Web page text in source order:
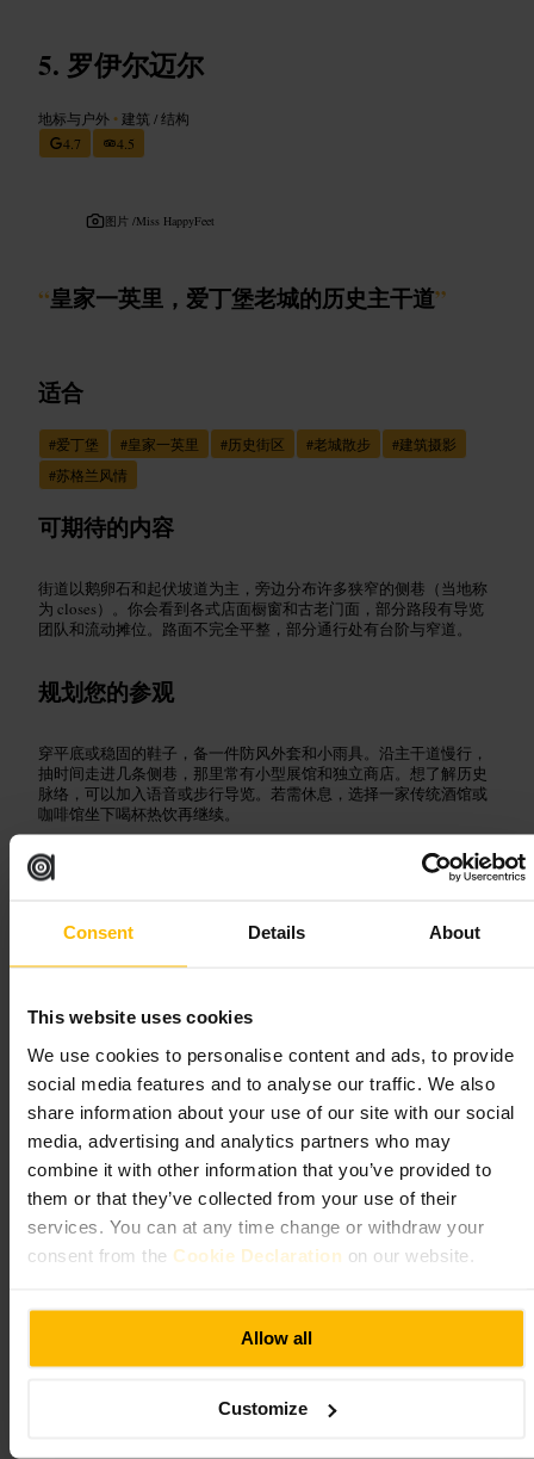
Consent Details About
This website uses cookies
We use cookies to personalise content and ads, to provide
social media features and to analyse our traffic. We also
share information about your use of our site with our social
media, advertising and analytics partners who may
combine it with other information that you’ve provided to
them or that they’ve collected from your use of their
services. You can at any time change or withdraw your
consent from the Cookie Declaration on our website.
Allow all
Customize
罗伊尔迈尔
地标与户外 • 建筑 / 结构
4.7
4.5
图片 /Miss HappyFeet
“皇家一英里，爱丁堡老城的历史主干道”
适合
#爱丁堡 #皇家一英里 #历史街区 #老城散步 #建筑摄影
#苏格兰风情
可期待的内容
街道以鹅卵石和起伏坡道为主，旁边分布许多狭窄的侧巷（当地称
为 closes）。你会看到各式店面橱窗和古老门面，部分路段有导览
团队和流动摊位。路面不完全平整，部分通行处有台阶与窄道。
规划您的参观
穿平底或稳固的鞋子，备一件防风外套和小雨具。沿主干道慢行，
抽时间走进几条侧巷，那里常有小型展馆和独立商店。想了解历史
脉络，可以加入语音或步行导览。若需休息，选择一家传统酒馆或
咖啡馆坐下喝杯热饮再继续。
https://www.visitscotland.com/info/towns-villages/royal-mile-and-g
爱丁堡老城
地标与户外•公园•城市公园
4.7
图片 /Photo by Gül Işık on Pexels
“石板路上，历史就在脚下”
#历史文化